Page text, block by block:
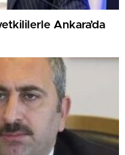
Ankara’da